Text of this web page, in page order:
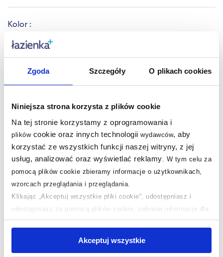
Zgoda Szczegóły O plikach cookies
Niniejsza strona korzysta z plików cookie
Na tej stronie korzystamy z oprogramowania i
plikówcookie oraz innych technologii wydawców, aby
korzystać ze wszystkich funkcji naszej witryny, z jej
usług, analizować oraz wyświetlać reklamy
W tym celu za
pomocą plików cookie zbieramy informacje o użytkownikach,
wzorcach przeglądania i przeglądania.
Klikając „Akceptuj wszystkie pliki cookie”, udostępniasz i
udostępniasz za pomocą plików cookie, zebrane informacje dla
użytkowników zewnętrznych, a także nasi partnerzy reklamowi.
jednak, że zablokowane niektóre pliki cookie mogą mieć wpływ
Akceptuj wszystkie
Kolor :
Nasze nagrody WSZYSTKIE
Sklep z wyposażeniem łazienek nr 1 w Polsce!